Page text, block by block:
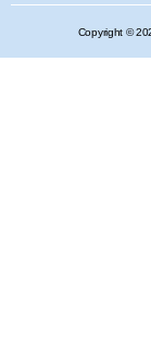
Copyright ©